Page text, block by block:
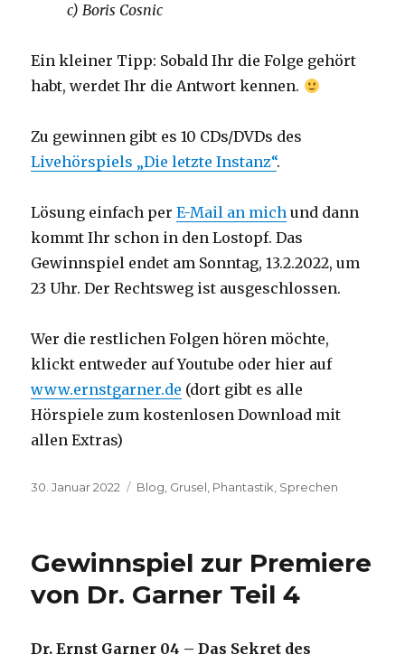
c) Boris Cosnic
Ein kleiner Tipp: Sobald Ihr die Folge gehört
habt, werdet Ihr die Antwort kennen.
Zu gewinnen gibt es 10 CDs/DVDs des
Livehörspiels „Die letzte Instanz“.
Lösung einfach perE-Mail an mich und dann
kommt Ihr schon in den Lostopf. Das
Gewinnspiel endet am Sonntag, 13.2.2022, um
23 Uhr. Der Rechtsweg ist ausgeschlossen.
Wer die restlichen Folgen hören möchte,
klickt entweder auf Youtube oder hier auf
www.ernstgarner.de (dort gibt es alle
Hörspiele zum kostenlosen Download mit
allen Extras)
Veröffentlicht
30. Januar 2022 Kategorien
Blog Grusel Phantastik Sprechen
Gewinnspiel zur Premiere
von Dr. Garner Teil 4
Dr. Ernst Garner 04 – Das Sekret des